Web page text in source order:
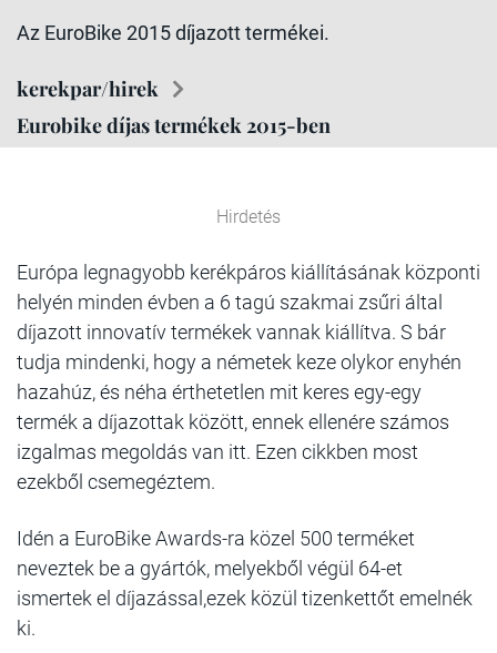
Az EuroBike 2015 díjazott termékei.
kerekpar/hirek
Eurobike díjas termékek 2015-ben
Hirdetés
Európa legnagyobb kerékpáros kiállításának központi
helyén minden évben a 6 tagú szakmai zsűri által
díjazott innovatív termékek vannak kiállítva. S bár
tudja mindenki, hogy a németek keze olykor enyhén
hazahúz, és néha érthetetlen mit keres egy-egy
termék a díjazottak között, ennek ellenére számos
izgalmas megoldás van itt. Ezen cikkben most
ezekből csemegéztem.
Idén a EuroBike Awards-ra közel 500 terméket
neveztek be a gyártók, melyekből végül 64-et
ismertek el díjazással,ezek közül tizenkettőt emelnék
ki.